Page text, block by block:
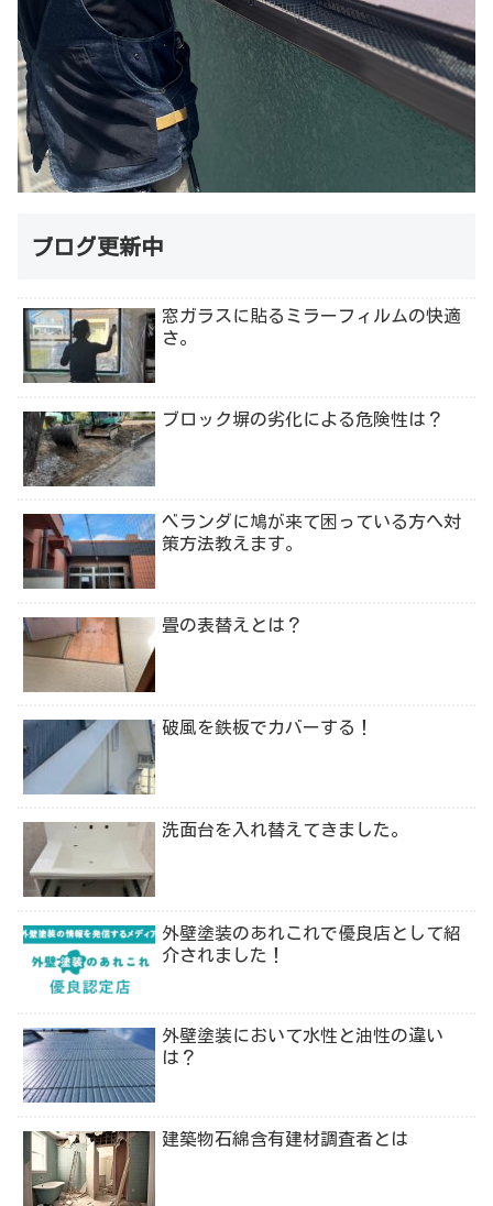
ブログ更新中
窓ガラスに貼るミラーフィルムの快適
さ。
ブロック塀の劣化による危険性は？
ベランダに鳩が来て困っている方へ対
策方法教えます。
畳の表替えとは？
破風を鉄板でカバーする！
洗面台を入れ替えてきました。
外壁塗装のあれこれで優良店として紹
介されました！
外壁塗装において水性と油性の違い
は？
建築物石綿含有建材調査者とは